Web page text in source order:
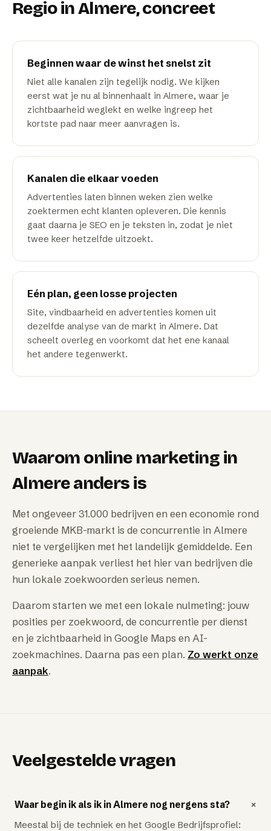
RegioinAlmere, concreet
Beginnen waar de winst het snelst zit
Niet alle kanalen zijn tegelijk nodig. We kijken
eerst wat je nu al binnenhaalt in Almere, waar je
zichtbaarheid weglekt en welke ingreep het
kortste pad naar meer aanvragen is.
Kanalen die elkaar voeden
Advertenties laten binnen weken zien welke
zoektermen echt klanten opleveren. Die kennis
gaat daarna je SEO en je teksten in, zodat je niet
twee keer hetzelfde uitzoekt.
Eén plan, geen losse projecten
Site, vindbaarheid en advertenties komen uit
dezelfde analyse van de markt in Almere. Dat
scheelt overleg en voorkomt dat het ene kanaal
het andere tegenwerkt.
Waarom online marketing in
Almereanders is
Met ongeveer 31.000 bedrijven en een economie rond
groeiende MKB-markt is de concurrentie in Almere
niet te vergelijken met het landelijk gemiddelde. Een
generieke aanpak verliest het hier van bedrijven die
hun lokale zoekwoorden serieus nemen.
Daarom starten we met een lokale nulmeting: jouw
posities per zoekwoord, de concurrentie per dienst
en je zichtbaarheid in Google Maps en AI-
zoekmachines. Daarna pas een plan. Zo werkt onze
aanpak.
Veelgestelde vragen
Waar begin ik als ik in Almere nog nergens sta? +
Meestal bij de techniek en het Google Bedrijfsprofiel: